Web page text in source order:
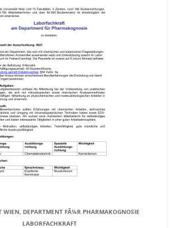
WIEN, DEPARTMENT FÃ¼R PHARMAKOGNOSIE
LABORFACHKRAFT